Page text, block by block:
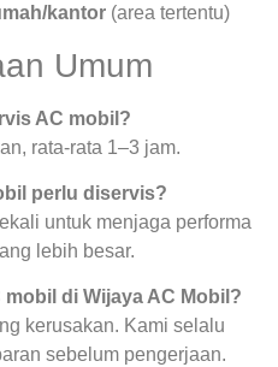
kantor (area tertentu)
Umum
AC mobil?
rata-rata 1–3 jam.
perlu diservis?
untuk menjaga performa
lebih besar.
di Wijaya AC Mobil?
kerusakan. Kami selalu
sebelum pengerjaan.